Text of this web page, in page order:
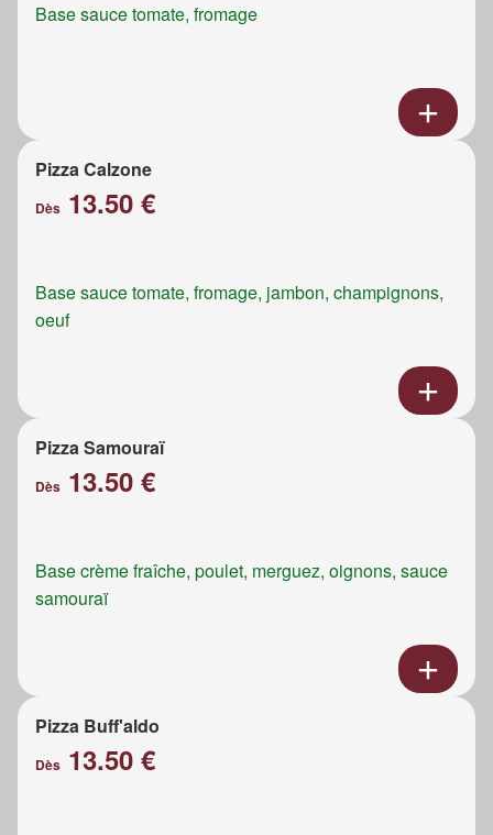
Base sauce tomate, fromage
Pizza Calzone
Dès 13.50 €
Base sauce tomate, fromage, jambon, champignons,
oeuf
Pizza Samouraï
Dès 13.50 €
Base crème fraîche, poulet, merguez, oignons, sauce
samouraï
Pizza Buff'aldo
Dès 13.50 €